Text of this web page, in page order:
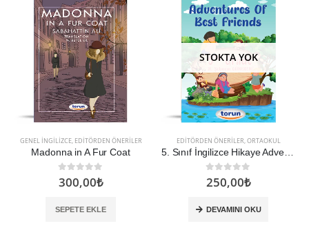
GENEL İNGILIZCE, EDITÖRDEN ÖNERILER
Madonna in A Fur Coat
05 üzerinden
300,00₺
SEPETE EKLE
STOKTA YOK
EDITÖRDEN ÖNERILER ORTAOKUL
5. Sınıf İngilizce Hikaye Adventures Of Best Friends
05 üzerinden
250,00₺
DEVAMINI OKU